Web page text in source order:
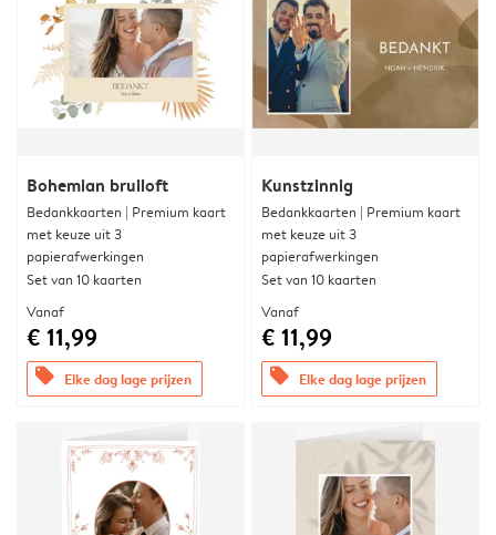
Bohemian bruiloft
Bedankkaarten | Premium kaart
met keuze uit 3
papierafwerkingen
Set van 10 kaarten
Vanaf
€ 11,99
offers Elke dag lage prijzen
Kunstzinnig
Bedankkaarten | Premium kaart
met keuze uit 3
papierafwerkingen
Set van 10 kaarten
Vanaf
€ 11,99
offers Elke dag lage prijzen